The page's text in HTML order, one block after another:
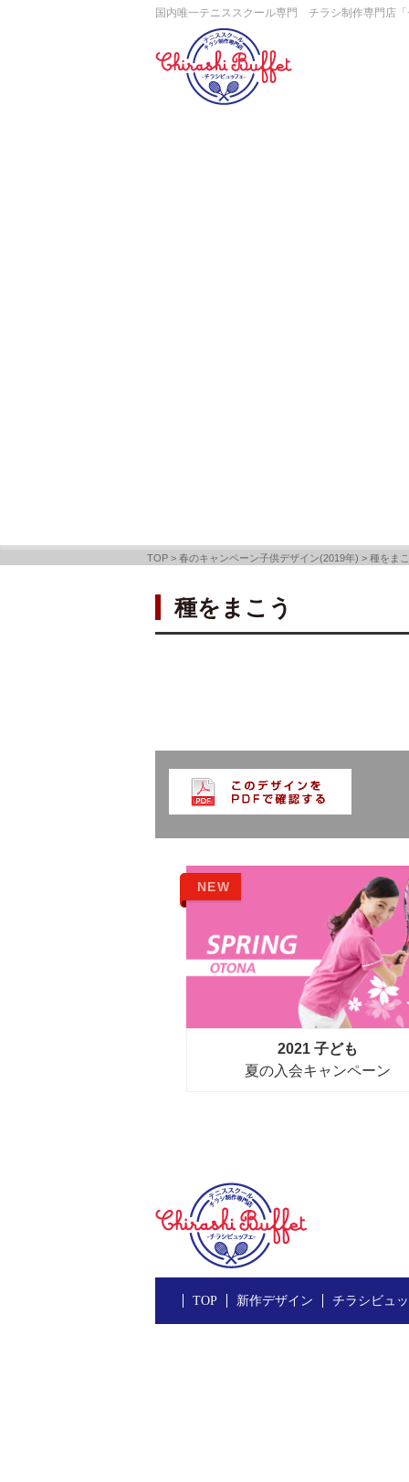
国内唯一テニススクール専門 チラシ制作専門店
TOP >春のキャンペーン子供デザイン(2019年) >種をま
種をまこう
NEW
2021 子ども
夏の入会キャンペーン
TOP 新作デザイン チラシビュ